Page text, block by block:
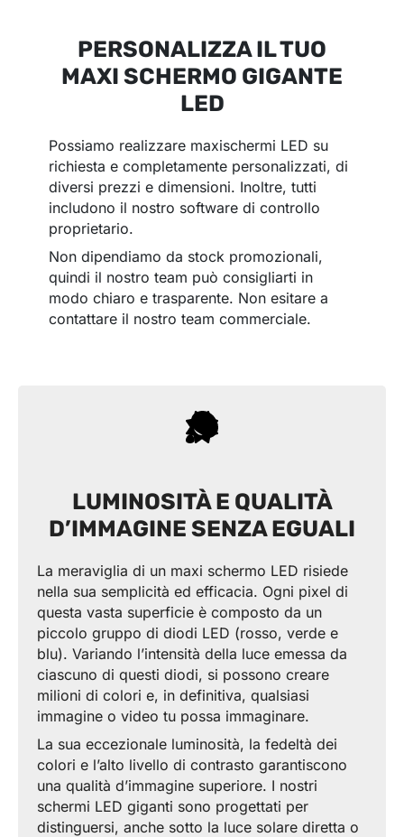
PERSONALIZZA IL TUO
MAXI SCHERMO GIGANTE
LED
Possiamo realizzare maxischermi LED su
richiesta e completamente personalizzati, di
diversi prezzi e dimensioni. Inoltre, tutti
includono il nostro software di controllo
proprietario.
Non dipendiamo da stock promozionali,
quindi il nostro team può consigliarti in
modo chiaro e trasparente. Non esitare a
contattare il nostro team commerciale.
LUMINOSITÀ E QUALITÀ
D’IMMAGINE SENZA EGUALI
La meraviglia di un maxi schermo LED risiede
nella sua semplicità ed efficacia. Ogni pixel di
questa vasta superficie è composto da un
piccolo gruppo di diodi LED (rosso, verde e
blu). Variando l’intensità della luce emessa da
ciascuno di questi diodi, si possono creare
milioni di colori e, in definitiva, qualsiasi
immagine o video tu possa immaginare.
La sua eccezionale luminosità, la fedeltà dei
colori e l’alto livello di contrasto garantiscono
una qualità d’immagine superiore. I nostri
schermi LED giganti sono progettati per
distinguersi, anche sotto la luce solare diretta o